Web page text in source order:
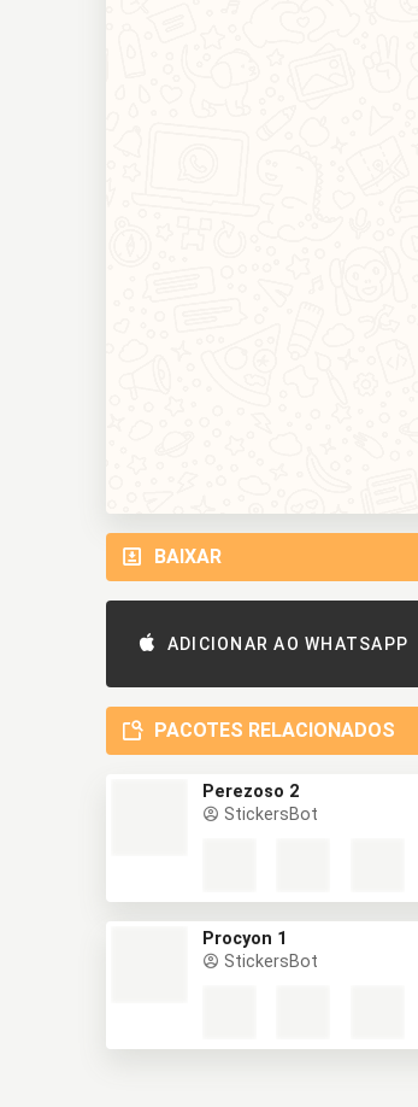
BAIXAR
ADICIONAR AO WHATSAPP
PACOTES RELACIONADOS
Perezoso 2
StickersBot
Procyon 1
StickersBot